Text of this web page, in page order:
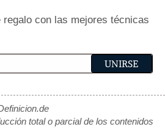
regalo con las mejores técnicas
total o parcial de los contenidos